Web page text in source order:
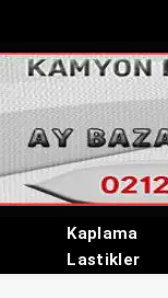
Kaplama
Lastikler